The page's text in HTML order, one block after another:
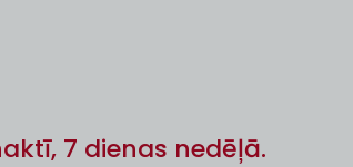
7 dienas nedēļā.